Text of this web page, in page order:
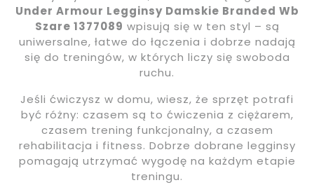
Under Armour Legginsy Damskie Branded Wb
Szare 1377089 wpisują się w ten styl – są
uniwersalne, łatwe do łączenia i dobrze nadają
się do treningów, w których liczy się swoboda
ruchu.
Jeśli ćwiczysz w domu, wiesz, że sprzęt potrafi
być różny: czasem są to ćwiczenia z ciężarem,
czasem trening funkcjonalny, a czasem
rehabilitacja i fitness. Dobrze dobrane legginsy
pomagają utrzymać wygodę na każdym etapie
treningu.